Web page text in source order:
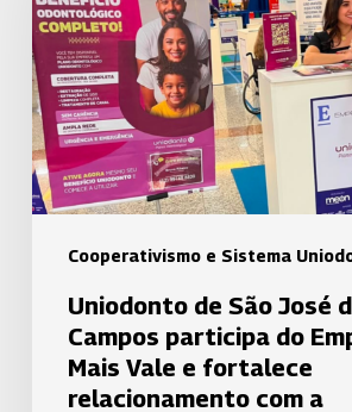
Cooperativismo e Sistema
José
dos
Campos
participa
do
Emprega
Mais
Vale
fortalece
relacionamento
com
Uniodonto de São José
Campos participa do
Mais Vale e fortalece
relacionamento com a